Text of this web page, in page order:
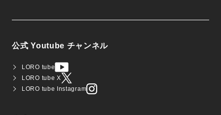
公式 Youtube チャンネル
LORO tube
LORO tube X
LORO tube Instagram